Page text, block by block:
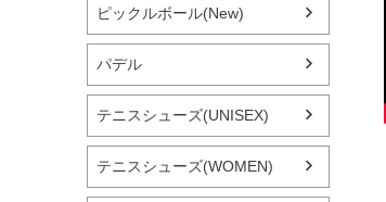
ピックルボール(New)
パデル
テニスシューズ(UNISEX)
テニスシューズ(WOMEN)